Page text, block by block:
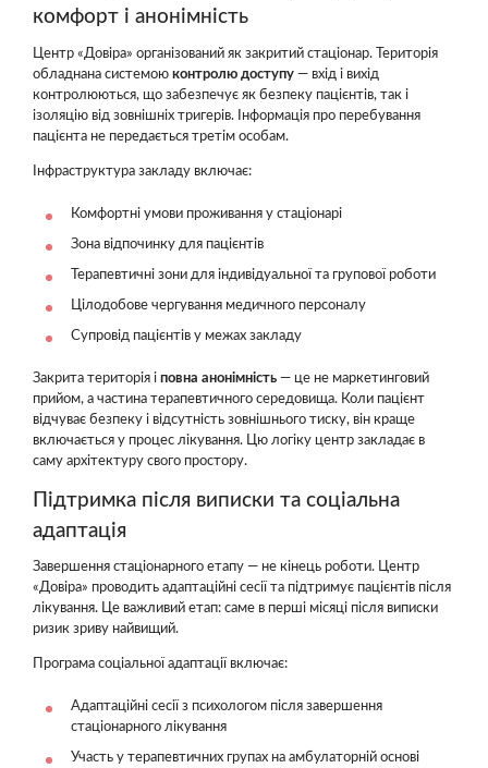
комфорт і анонімність
Центр «Довіра» організований як закритий стаціонар. Територія
обладнана системою контролю доступу — вхід і вихід
контролюються, що забезпечує як безпеку пацієнтів, так і
ізоляцію від зовнішніх тригерів. Інформація про перебування
пацієнта не передається третім особам.
Інфраструктура закладу включає:
Комфортні умови проживання у стаціонарі
Зона відпочинку для пацієнтів
Терапевтичні зони для індивідуальної та групової роботи
Цілодобове чергування медичного персоналу
Супровід пацієнтів у межах закладу
Закрита територія і повна анонімність — це не маркетинговий
прийом, а частина терапевтичного середовища. Коли пацієнт
відчуває безпеку і відсутність зовнішнього тиску, він краще
включається у процес лікування. Цю логіку центр закладає в
саму архітектуру свого простору.
Підтримка після виписки та соціальна
адаптація
Завершення стаціонарного етапу — не кінець роботи. Центр
«Довіра» проводить адаптаційні сесії та підтримує пацієнтів після
лікування. Це важливий етап: саме в перші місяці після виписки
ризик зриву найвищий.
Програма соціальної адаптації включає:
Адаптаційні сесії з психологом після завершення
стаціонарного лікування
Участь у терапевтичних групах на амбулаторній основі